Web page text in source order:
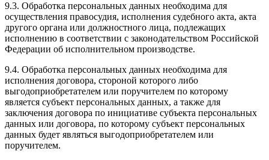
9.3. Обработка персональных данных необходима для
осуществления правосудия, исполнения судебного акта, акта
другого органа или должностного лица, подлежащих
исполнению в соответствии с законодательством Российской
Федерации об исполнительном производстве.
9.4. Обработка персональных данных необходима для
исполнения договора, стороной которого либо
выгодоприобретателем или поручителем по которому
является субъект персональных данных, а также для
заключения договора по инициативе субъекта персональных
данных или договора, по которому субъект персональных
данных будет являться выгодоприобретателем или
поручителем.